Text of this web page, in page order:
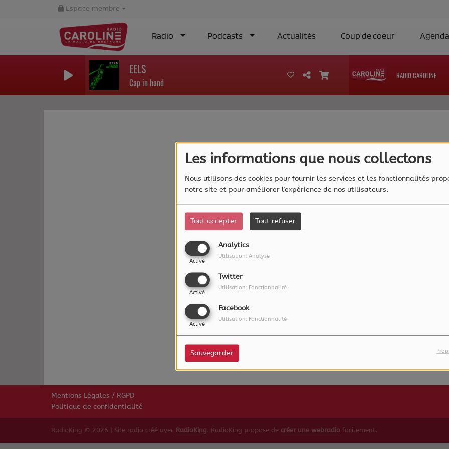
Les informations que nous collectons
Nous utilisons des cookies pour fournir les services et les fonctionnalités
notre site et pour améliorer l'expérience de nos utilisateurs.
Tout accepter Tout refuser
Analytics
Activé
Utilisation: Analyse
Twitter
Activé
Utilisation: Fonctionnalité
Facebook
Activé
Utilisation: Fonctionnalité
Sauvegarder
Espace membre
Radio Podcasts Actualités Coup de coeur Agenda
EELS
Cap in hand
RADIO CAROLINE
Oups, vous avez rencontré une
Il semble que la page que vous recherchez n’existe plus.
Mentions Légales / RGPD
Politique de confidentialité
RadioKing © 2026 | Site radio créé avec RadioKing. RadioKing propose de créer une webradio facilement.